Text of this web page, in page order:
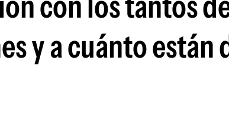
y a cuánto están